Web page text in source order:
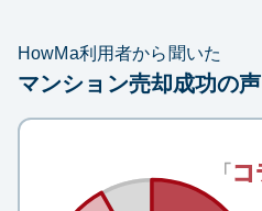
HowMa利用者から聞いた
マンション売却成功の声